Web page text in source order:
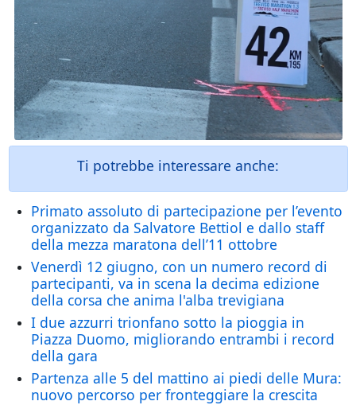
Ti potrebbe interessare anche:
Primato assoluto di partecipazione per l’evento
organizzato da Salvatore Bettiol e dallo staff
della mezza maratona dell’11 ottobre
Venerdì 12 giugno, con un numero record di
partecipanti, va in scena la decima edizione
della corsa che anima l'alba trevigiana
I due azzurri trionfano sotto la pioggia in
Piazza Duomo, migliorando entrambi i record
della gara
Partenza alle 5 del mattino ai piedi delle Mura:
nuovo percorso per fronteggiare la crescita